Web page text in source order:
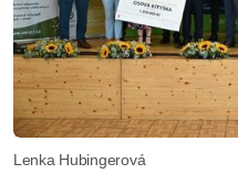
Lenka Hubingerová